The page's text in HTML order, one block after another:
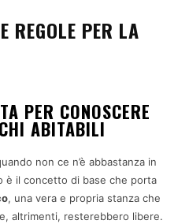
REGOLE PER LA
PER CONOSCERE
ABITABILI
non ce n’è abbastanza in
è il concetto di base che porta
, una vera e propria stanza che
altrimenti, resterebbero libere.